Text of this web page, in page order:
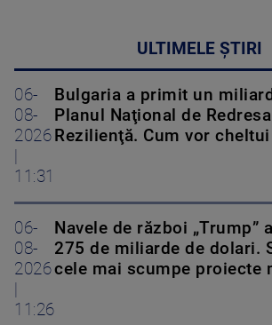
ULTIMELE ȘTIRI
06-
08-
2026
11:31
Bulgaria a primit un
Planul Naţional de
Rezilienţă. Cum vor
06-
08-
2026
11:26
Navele de război „Trump”
275 de miliarde de dolari.
cele mai scumpe proiecte